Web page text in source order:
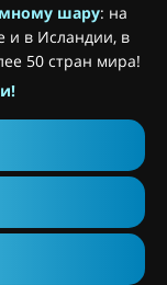
шару: на
и в Исландии, в
50 стран мира!